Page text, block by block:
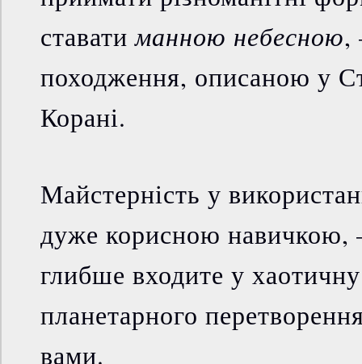
ставатиманною небесною,
походження, описаною у
Корані.
Майстерність у
дуже корисною навичкою,
глибше входите у
планетарного
вами.